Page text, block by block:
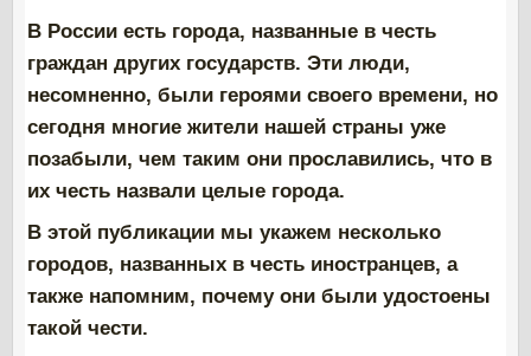
В России есть города, названные в честь
граждан других государств. Эти люди,
несомненно, были героями своего времени, но
сегодня многие жители нашей страны уже
позабыли, чем таким они прославились, что в
их честь назвали целые города.
В этой публикации мы укажем несколько
городов, названных в честь иностранцев, а
также напомним, почему они были удостоены
такой чести.